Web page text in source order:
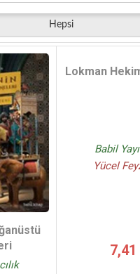
- (1)
- (1)
Burak - (1)
Hepsi
Lokman
Babil
Yücel
7,41